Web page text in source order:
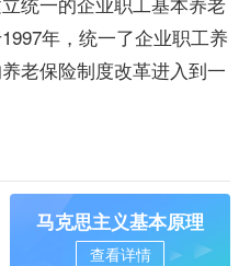
年，统一了企业职工养
老保险制度改革进入到一
马克思主义基本原理
查看详情